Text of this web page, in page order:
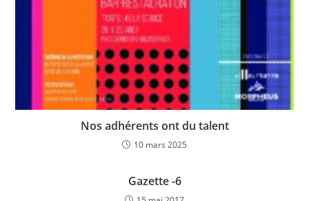
Nos adhérents ont du talent
10 mars 2025
Gazette -6